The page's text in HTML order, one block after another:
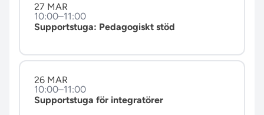
27 MAR
10:00–11:00
Supportstuga: Pedagogiskt stöd
26 MAR
10:00–11:00
Supportstuga för integratörer